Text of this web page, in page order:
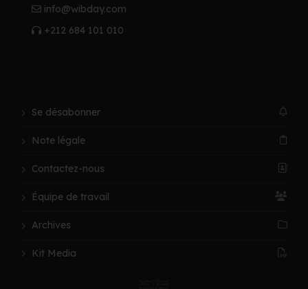
info@wibday.com
+212 684 101 010
Se désabonner
Note légale
Contactez-nous
Équipe de travail
Archives
Kit Media